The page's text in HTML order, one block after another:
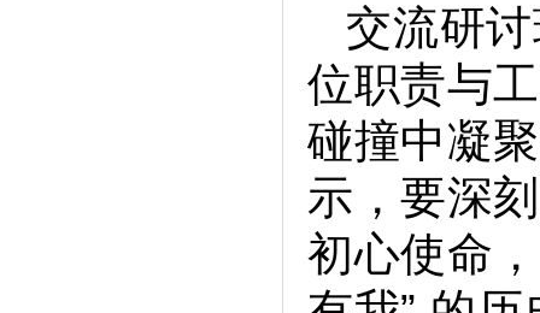
交流研
位职责与
碰撞中凝
示，要深
初心使命